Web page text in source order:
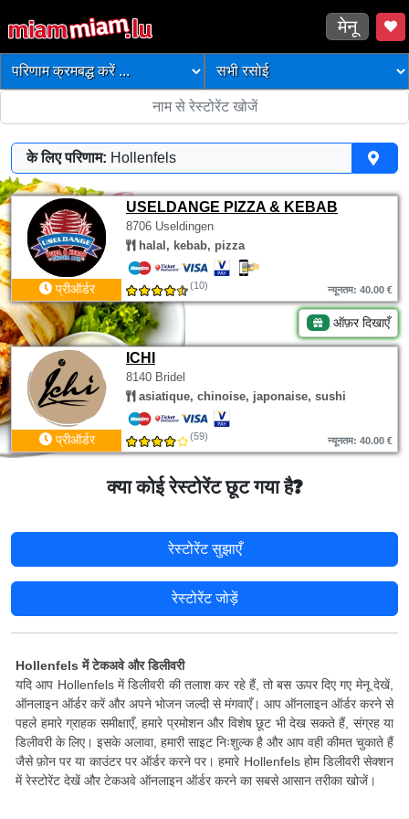
मेनू
के लिए परिणाम: Hollenfels
USELDANGE PIZZA & KEBAB
8706 Useldingen
halal, kebab, pizza
प्रीऑर्डर (10) न्यूनतम: 40.00 €
ऑफ़र दिखाएँ
ICHI
8140 Bridel
asiatique, chinoise, japonaise, sushi
प्रीऑर्डर (59) न्यूनतम: 40.00 €
क्या कोई रेस्टोरेंट छूट गया है?
रेस्टोरेंट सुझाएँ
रेस्टोरेंट जोड़ें
Hollenfels में टेकअवे और डिलीवरी
यदि आप Hollenfels में डिलीवरी की तलाश कर रहे हैं, तो बस ऊपर दिए गए मेनू देखें,
ऑनलाइन ऑर्डर करें और अपने भोजन जल्दी से मंगवाएँ। आप ऑनलाइन ऑर्डर करने से
पहले हमारे ग्राहक समीक्षाएँ, हमारे प्रमोशन और विशेष छूट भी देख सकते हैं, संग्रह या
डिलीवरी के लिए। इसके अलावा, हमारी साइट निःशुल्क है और आप वही कीमत चुकाते हैं
जैसे फ़ोन पर या काउंटर पर ऑर्डर करने पर। हमारे Hollenfels होम डिलीवरी सेक्शन
में रेस्टोरेंट देखें और टेकअवे ऑनलाइन ऑर्डर करने का सबसे आसान तरीका खोजें।